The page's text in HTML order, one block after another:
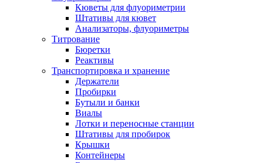
Кюветы для флуориметрии
Штативы для кювет
Анализаторы, флуориметры
Титрование
Бюретки
Реактивы
Транспортировка и хранение
Держатели
Пробирки
Бутыли и банки
Виалы
Лотки и переносные станции
Штативы для пробирок
Крышки
Контейнеры